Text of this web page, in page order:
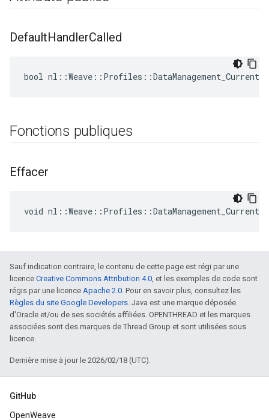
DefaultHandlerCalled
bool
Fonctions publiques
Effacer
void
Sauf indication contraire, le contenu de cette page est régi par une
licence Creative Commons Attribution 4.0, et les exemples de code sont
régis par une licence Apache 2.0. Pour en savoir plus, consultez les
Règles du site Google Developers. Java est une marque déposée
d'Oracle et/ou de ses sociétés affiliées. OPENTHREAD et les marques
associées sont des marques de Thread Group et sont utilisées sous
licence.
Dernière mise à jour le 2026/02/18 (UTC).
GitHub
OpenWeave